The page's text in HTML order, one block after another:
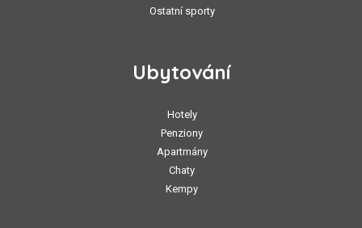
Ostatní sporty
Ubytování
Hotely
Penziony
Apartmány
Chaty
Kempy